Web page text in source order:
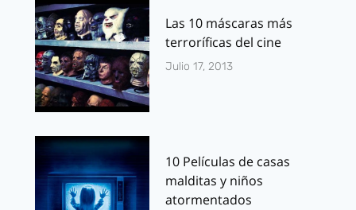
Las 10 máscaras más
terroríficas del cine
Julio 17, 2013
10 Películas de casas
malditas y niños
atormentados